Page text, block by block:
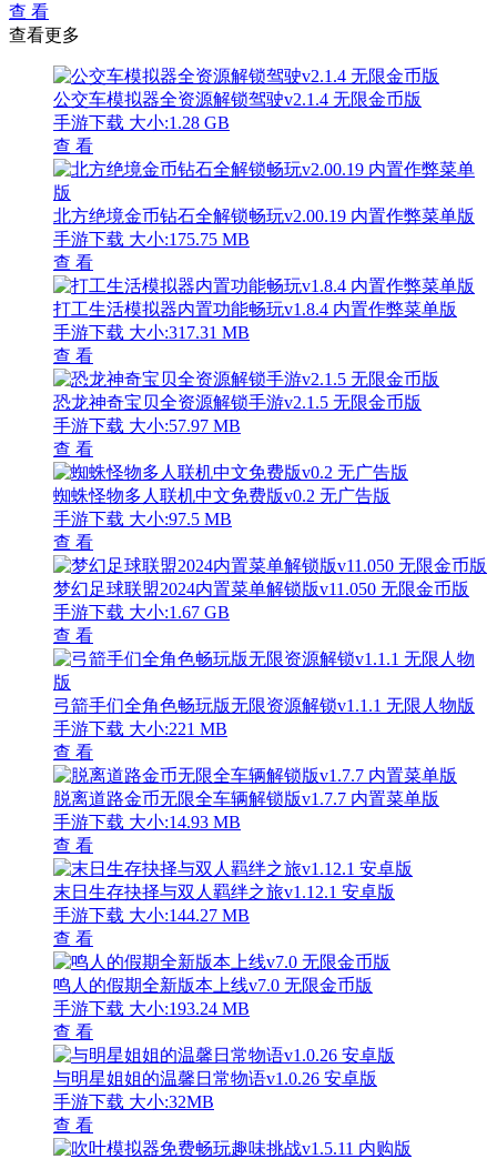
查 看
查看更多
公交车模拟器全资源解锁驾驶v2.1.4 无限金币版
手游下载 大小:1.28 GB
查 看
北方绝境金币钻石全解锁畅玩v2.00.19 内置作弊菜单版
手游下载 大小:175.75 MB
查 看
打工生活模拟器内置功能畅玩v1.8.4 内置作弊菜单版
手游下载 大小:317.31 MB
查 看
恐龙神奇宝贝全资源解锁手游v2.1.5 无限金币版
手游下载 大小:57.97 MB
查 看
蜘蛛怪物多人联机中文免费版v0.2 无广告版
手游下载 大小:97.5 MB
查 看
梦幻足球联盟2024内置菜单解锁版v11.050 无限金币版
手游下载 大小:1.67 GB
查 看
弓箭手们全角色畅玩版无限资源解锁v1.1.1 无限人物版
手游下载 大小:221 MB
查 看
脱离道路金币无限全车辆解锁版v1.7.7 内置菜单版
手游下载 大小:14.93 MB
查 看
末日生存抉择与双人羁绊之旅v1.12.1 安卓版
手游下载 大小:144.27 MB
查 看
鸣人的假期全新版本上线v7.0 无限金币版
手游下载 大小:193.24 MB
查 看
与明星姐姐的温馨日常物语v1.0.26 安卓版
手游下载 大小:32MB
查 看